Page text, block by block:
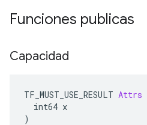
Funciones publicas
Capacidad
TF_MUST_USE_RESULT Attrs
int64 x
)